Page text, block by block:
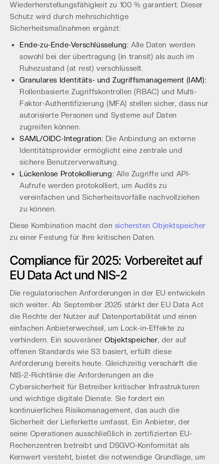
Wiederherstellungsfähigkeit zu 100 % garantiert. Dieser
Schutz wird durch mehrschichtige
Sicherheitsmaßnahmen ergänzt:
Ende-zu-Ende-Verschlüsselung: Alle Daten werden
sowohl bei der übertragung (in transit) als auch im
Ruhezustand (at rest) verschlüsselt.
Granulares Identitäts- und Zugriffsmanagement (IAM):
Rollenbasierte Zugriffskontrollen (RBAC) und Multi-
Faktor-Authentifizierung (MFA) stellen sicher, dass nur
autorisierte Personen und Systeme auf Daten
zugreifen können.
SAML/OIDC-Integration: Die Anbindung an externe
Identitätsprovider ermöglicht eine zentrale und
sichere Benutzerverwaltung.
Lückenlose Protokollierung: Alle Zugriffe und API-
Aufrufe werden protokolliert, um Audits zu
vereinfachen und Sicherheitsvorfälle nachvollziehen
zu können.
Diese Kombination macht den sichersten Objektspeicher
zu einer Festung für Ihre kritischen Daten.
Compliance für 2025: Vorbereitet auf
EU Data Act und NIS-2
Die regulatorischen Anforderungen in der EU entwickeln
sich weiter. Ab September 2025 stärkt der EU Data Act
die Rechte der Nutzer auf Datenportabilität und einen
einfachen Anbieterwechsel, um Lock-in-Effekte zu
verhindern. Ein souveränerObjektspeicher, der auf
offenen Standards wie S3 basiert, erfüllt diese
Anforderung bereits heute. Gleichzeitig verschärft die
NIS-2-Richtlinie die Anforderungen an die
Cybersicherheit für Betreiber kritischer Infrastrukturen
und wichtige digitale Dienste. Sie fordert ein
kontinuierliches Risikomanagement, das auch die
Sicherheit der Lieferkette umfasst. Ein Anbieter, der
seine Operationen ausschließlich in zertifizierten EU-
Rechenzentren betreibt und DSGVO-Konformität als
Kernwert versteht, bietet die notwendige Grundlage, um